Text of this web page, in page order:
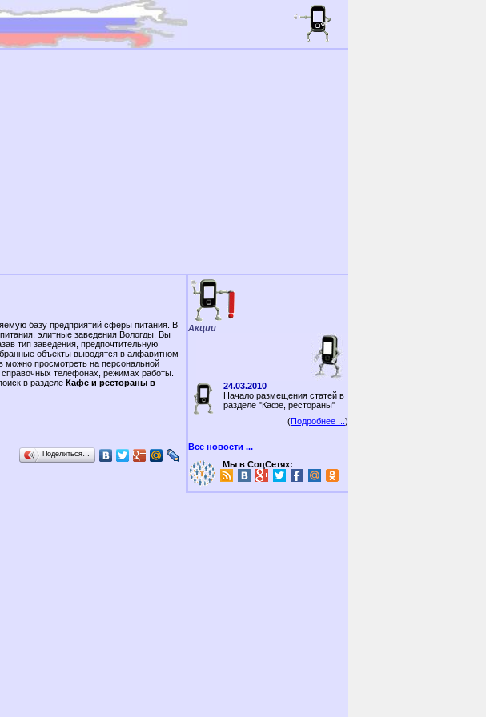
базу предприятий сферы питания. В
элитные заведения Вологды. Вы
тип заведения, предпочтительную
объекты выводятся в алфавитном
можно просмотреть на персональной
телефонах, режимах работы.
в разделе Кафе и рестораны в
Поделиться…
Акции
24.03.2010
Начало размещения статей в
разделе "Кафе, рестораны"
(Подробнее ... )
Все новости ...
Мы в СоцСетях: